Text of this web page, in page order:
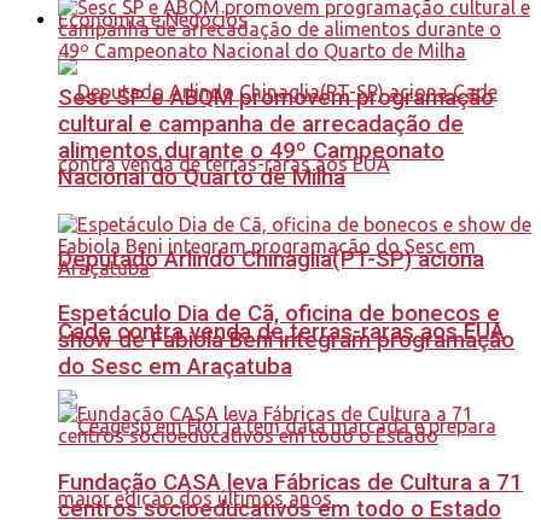
Economia e Negócios
Deputado Arlindo Chinaglia(PT-SP) aciona
Cade contra venda de terras-raras aos EUA
Sesc SP e ABQM promovem programação
cultural e campanha de arrecadação de
alimentos durante o 49º Campeonato
Nacional do Quarto de Milha
Espetáculo Dia de Cã, oficina de bonecos e
show de Fabiola Beni integram programação
do Sesc em Araçatuba
Fundação CASA leva Fábricas de Cultura a 71
centros socioeducativos em todo o Estado